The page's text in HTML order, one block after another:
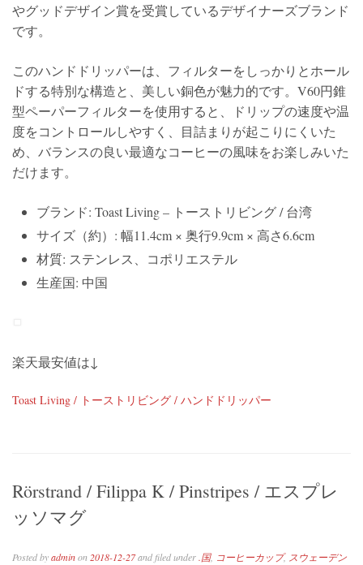
やグッドデザイン賞を受賞しているデザイナーズブランド
です。
このハンドドリッパーは、フィルターをしっかりとホール
ドする特別な構造と、美しい銅色が魅力的です。V60円錐
型ペーパーフィルターを使用すると、ドリップの速度や温
度をコントロールしやすく、目詰まりが起こりにくいた
め、バランスの良い最適なコーヒーの風味をお楽しみいた
だけます。
ブランド: Toast Living – トーストリビング / 台湾
サイズ（約）: 幅11.4cm × 奥行9.9cm × 高さ6.6cm
材質: ステンレス、コポリエステル
生産国: 中国
楽天最安値は↓
Toast Living / トーストリビング / ハンドドリッパー
Rörstrand / Filippa K / Pinstripes / エスプレ
ッソマグ
Posted byadminon 2018-12-27and filed under.国, コーヒーカップ, スウェーデン